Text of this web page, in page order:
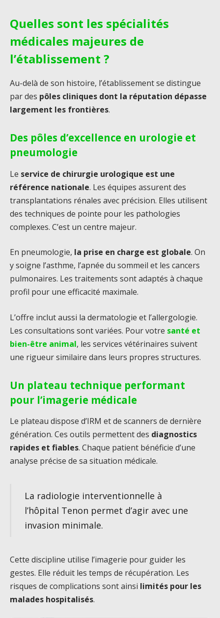
Quelles sont les spécialités
médicales majeures de
l’établissement ?
Au-delà de son histoire, l’établissement se distingue
par des pôles cliniques dont la réputation dépasse
largement les frontières.
Des pôles d’excellence en urologie et
pneumologie
Le service de chirurgie urologique est une
référence nationale. Les équipes assurent des
transplantations rénales avec précision. Elles utilisent
des techniques de pointe pour les pathologies
complexes. C’est un centre majeur.
En pneumologie, la prise en charge est globale. On
y soigne l’asthme, l’apnée du sommeil et les cancers
pulmonaires. Les traitements sont adaptés à chaque
profil pour une efficacité maximale.
L’offre inclut aussi la dermatologie et l’allergologie.
Les consultations sont variées. Pour votre santé et
bien-être animal, les services vétérinaires suivent
une rigueur similaire dans leurs propres structures.
Un plateau technique performant
pour l’imagerie médicale
Le plateau dispose d’IRM et de scanners de dernière
génération. Ces outils permettent des diagnostics
rapides et fiables. Chaque patient bénéficie d’une
analyse précise de sa situation médicale.
La radiologie interventionnelle à
l’hôpital Tenon permet d’agir avec une
invasion minimale.
Cette discipline utilise l’imagerie pour guider les
gestes. Elle réduit les temps de récupération. Les
risques de complications sont ainsi limités pour les
malades hospitalisés.